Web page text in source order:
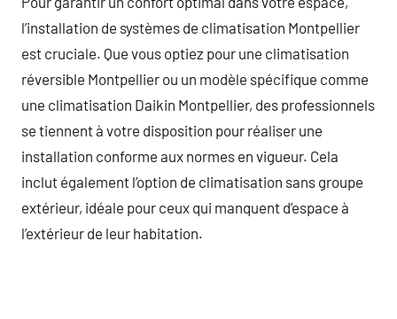
l’installation de systèmes de climatisation Montpellier
est cruciale. Que vous optiez pour une climatisation
réversible Montpellier ou un modèle spécifique comme
une climatisation Daikin Montpellier, des professionnels
se tiennent à votre disposition pour réaliser une
installation conforme aux normes en vigueur. Cela
inclut également l’option de climatisation sans groupe
extérieur, idéale pour ceux qui manquent d’espace à
l’extérieur de leur habitation.